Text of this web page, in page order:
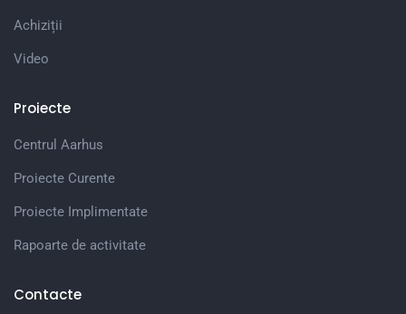
Achiziții
Video
Proiecte
Centrul Aarhus
Proiecte Curente
Proiecte Implimentate
Rapoarte de activitate
Contacte